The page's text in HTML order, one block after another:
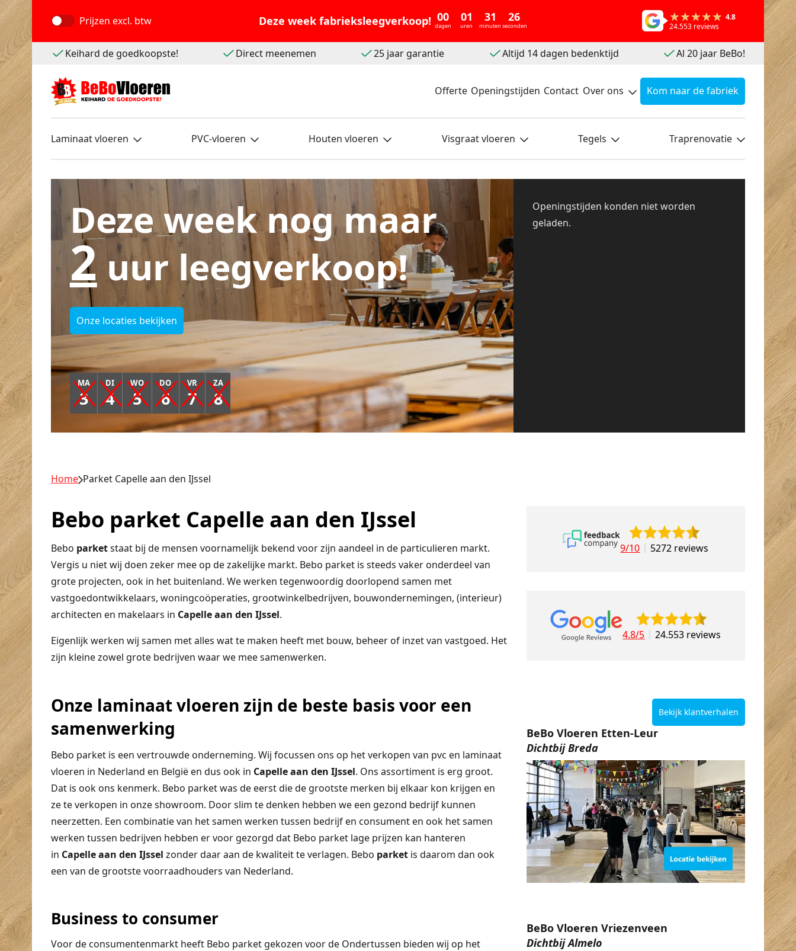
Prijzen excl. btw Deze week fabrieksleegverkoop! 00
dagen
01
uren
31
minuten
25
seconden
4.8
24.553 reviews
Keihard de goedkoopste! Direct meenemen 25 jaar garantie Altijd 14 dagen bedenktijd Al 20 jaar BeBo!
Offerte Openingstijden Contact Over ons Kom naar de fabriek
Laminaat vloeren PVC-vloeren Houten vloeren Visgraat vloeren Tegels Traprenovatie
Deze week nog maar
2 uur leegverkoop!
Onze locaties bekijken
MA
3
DI
4
WO
5
DO
6
VR
7
ZA
8
Openingstijden konden niet worden
geladen.
Home Parket Capelle aan den IJssel
Bebo parket Capelle aan den IJssel
Bebo parketstaat bij de mensen voornamelijk bekend voor zijn aandeel in de particulieren markt.
Vergis u niet wij doen zeker mee op de zakelijke markt. Bebo parket is steeds vaker onderdeel van
grote projecten, ook in het buitenland. We werken tegenwoordig doorlopend samen met
vastgoedontwikkelaars, woningcoöperaties, grootwinkelbedrijven, bouwondernemingen, (interieur)
architecten en makelaars in Capelle aan den IJssel.
Eigenlijk werken wij samen met alles wat te maken heeft met bouw, beheer of inzet van vastgoed. Het
zijn kleine zowel grote bedrijven waar we mee samenwerken.
Onze laminaat vloeren zijn de beste basis voor een
samenwerking
Bebo parket is een vertrouwde onderneming. Wij focussen ons op het verkopen van pvc en laminaat
vloeren in Nederland en België en dus ook in Capelle aan den IJssel. Ons assortiment is erg groot.
Dat is ook ons kenmerk. Bebo parket was de eerst die de grootste merken bij elkaar kon krijgen en
ze te verkopen in onze showroom. Door slim te denken hebben we een gezond bedrijf kunnen
neerzetten. Een combinatie van het samen werken tussen bedrijf en consument en ook het samen
werken tussen bedrijven hebben er voor gezorgd dat Bebo parket lage prijzen kan hanteren
in Capelle aan den IJssel zonder daar aan de kwaliteit te verlagen. Bebo parketis daarom dan ook
een van de grootste voorraadhouders van Nederland.
Business to consumer
Voor de consumentenmarkt heeft Bebo parket gekozen voor de Ondertussen bieden wij op het
9/10 5272 reviews
4.8/5 24.553 reviews
Bekijk klantverhalen
BeBo Vloeren Etten-Leur
Dichtbij Breda
BeBo Vloeren Vriezenveen
Dichtbij Almelo